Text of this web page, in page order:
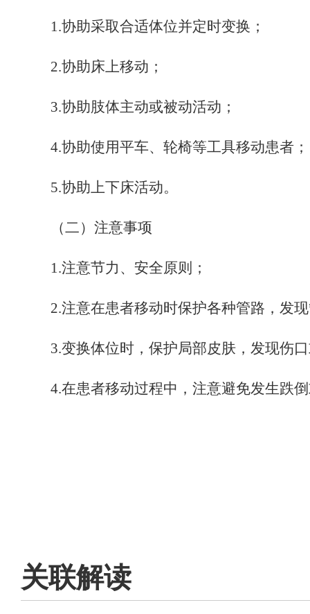
1.协助采取合适体位并定时变换；
2.协助床上移动；
3.协助肢体主动或被动活动；
4.协助使用平车、轮椅等工具移动患者；
5.协助上下床活动。
（二）注意事项
1.注意节力、安全原则；
2.注意在患者移动时保护各种管路，发
3.变换体位时，保护局部皮肤，发现伤
4.在患者移动过程中，注意避免发生跌
关联解读